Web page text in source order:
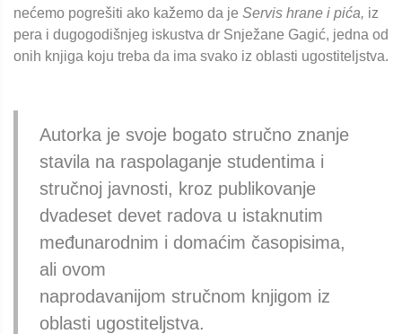
nećemo pogrešiti ako kažemo da je Servis hrane i pića, iz
pera i dugogodišnjeg iskustva dr Snježane Gagić, jedna od
onih knjiga koju treba da ima svako iz oblasti ugostiteljstva.
Autorka je svoje bogato stručno znanje
stavila na raspolaganje studentima i
stručnoj javnosti, kroz publikovanje
dvadeset devet radova u istaknutim
međunarodnim i domaćim časopisima,
ali ovom
naprodavanijom stručnom knjigom iz
oblasti ugostiteljstva.